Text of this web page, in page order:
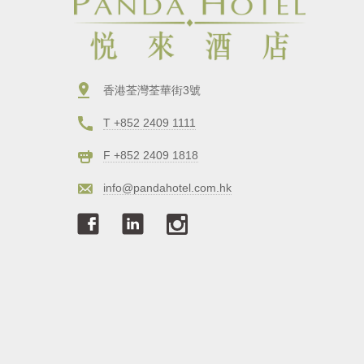
香港荃灣荃華街3號
T +852 2409 1111
F +852 2409 1818
info@pandahotel.com.hk